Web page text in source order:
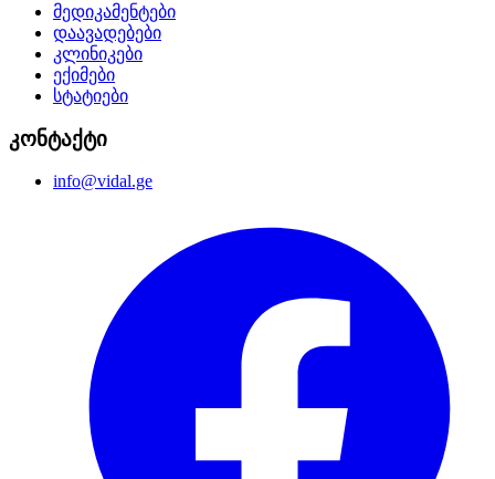
მედიკამენტები
დაავადებები
კლინიკები
ექიმები
სტატიები
კონტაქტი
info@vidal.ge